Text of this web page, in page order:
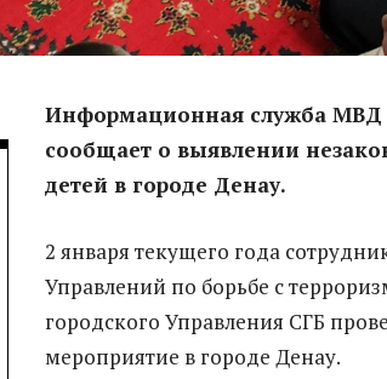
Информационная служба МВД
сообщает о выявлении
детей в городе Денау.
2 января текущего года
Управлений по борьбе с
городского Управления СГБ
мероприятие в городе Денау.